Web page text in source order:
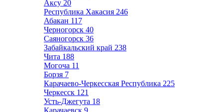
Аксу 20
Республика Хакасия 246
Абакан 117
Черногорск 40
Саяногорск 36
Забайкальский край 238
Чита 188
Могоча 11
Борзя 7
Карачаево-Черкесская Республика 225
Черкесск 121
Усть-Джегута 18
Карачаевск 9